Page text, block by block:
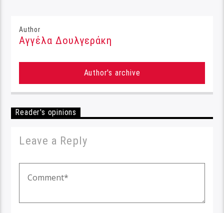
Author
Αγγέλα Δουλγεράκη
Author's archive
Reader's opinions
Leave a Reply